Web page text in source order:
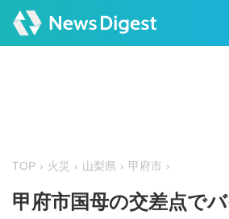
TOP 火災 山梨県 甲府市
甲府市国母の交差点で